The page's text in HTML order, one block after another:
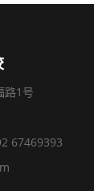
路1号
67469393